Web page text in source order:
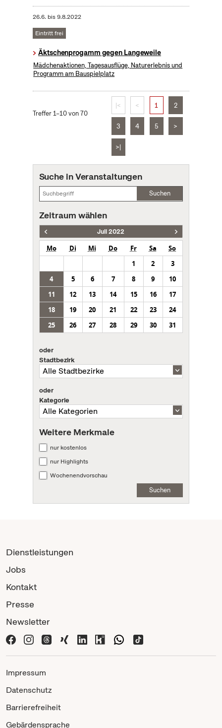
26.6. bis9.8.2022
Eintritt frei
Äktschenprogamm gegen Langeweile
Mädchenaktionen, Tagesausflüge, Naturerlebnis und
Programm am Bauspielplatz
Treffer 1–10 von 70
|< < 1 2
3 4 5 >
>|
Suche in Veranstaltungen
Suchen
Zeitraum wählen
Juli 2022
Mo Di Mi Do Fr Sa
So
1
2
3
4
5 6 7 8 9
10
11
12 13 14 15 16
17
18
19 20 21 22 23
24
25
26 27 28 29 30 31
oder
Stadtbezirk
oder
Kategorie
Weitere Merkmale
nur kostenlos
nur Highlights
Wochenendvorschau
Suchen
Dienstleistungen
Jobs
Kontakt
Presse
Newsletter
Impressum
Datenschutz
Barrierefreiheit
Gebärdensprache